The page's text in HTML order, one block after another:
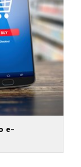
e-